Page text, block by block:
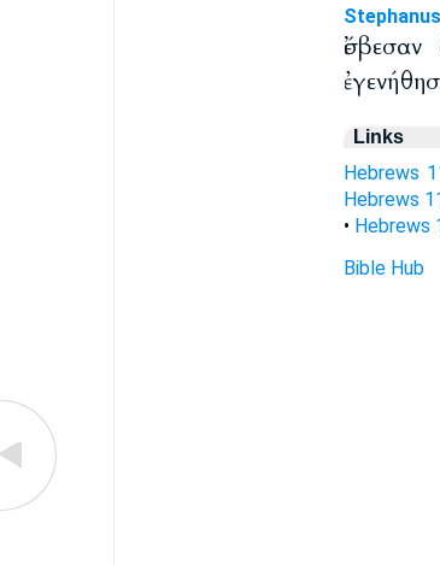
Links
Hebrews
Hebrews
• Hebrews
Bible Hub